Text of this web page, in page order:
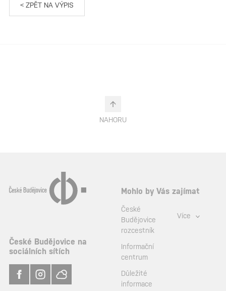
< ZPĚT NA VÝPIS
NAHORU
České Budějovice na
sociálních sítích
Mohlo by Vás zajímat
České
Budějovice
rozcestník
Informační
centrum
Důležité
informace
Více